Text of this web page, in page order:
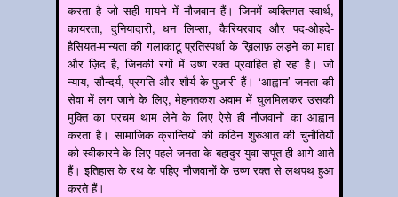
करता है जो सही मायने में नौजवान हैं। जिनमें व्यक्तिगत स्वार्थ,
कायरता, दुनियादारी, धन लिप्सा, कैरियरवाद और पद-ओहदे-
हैसियत-मान्यता की गलाकाटू प्रतिस्पर्धा के ख़िलाफ़ लड़ने का माद्दा
और ज़िद है, जिनकी रगों में उष्ण रक्त प्रवाहित हो रहा है। जो
न्याय, सौन्दर्य, प्रगति और शौर्य के पुजारी हैं। ‘आह्वान’ जनता की
सेवा में लग जाने के लिए, मेहनतकश अवाम में घुलमिलकर उसकी
मुक्ति का परचम थाम लेने के लिए ऐसे ही नौजवानों का आह्वान
करता है। सामाजिक क्रान्तियों की कठिन शुरुआत की चुनौतियों
को स्वीकारने के लिए पहले जनता के बहादुर युवा सपूत ही आगे आते
हैं। इतिहास के रथ के पहिए नौजवानों के उष्ण रक्त से लथपथ हुआ
करते हैं।